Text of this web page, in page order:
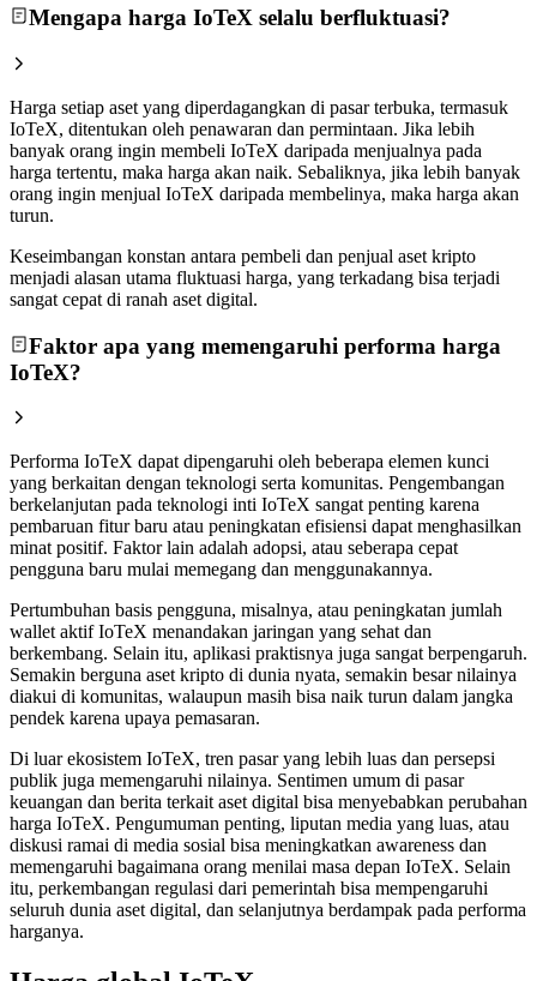
Mengapa harga IoTeX selalu berfluktuasi?
Harga setiap aset yang diperdagangkan di pasar terbuka, termasuk
IoTeX, ditentukan oleh penawaran dan permintaan. Jika lebih
banyak orang ingin membeli IoTeX daripada menjualnya pada
harga tertentu, maka harga akan naik. Sebaliknya, jika lebih banyak
orang ingin menjual IoTeX daripada membelinya, maka harga akan
turun.
Keseimbangan konstan antara pembeli dan penjual aset kripto
menjadi alasan utama fluktuasi harga, yang terkadang bisa terjadi
sangat cepat di ranah aset digital.
Faktor apa yang memengaruhi performa harga
IoTeX?
Performa IoTeX dapat dipengaruhi oleh beberapa elemen kunci
yang berkaitan dengan teknologi serta komunitas. Pengembangan
berkelanjutan pada teknologi inti IoTeX sangat penting karena
pembaruan fitur baru atau peningkatan efisiensi dapat menghasilkan
minat positif. Faktor lain adalah adopsi, atau seberapa cepat
pengguna baru mulai memegang dan menggunakannya.
Pertumbuhan basis pengguna, misalnya, atau peningkatan jumlah
wallet aktif IoTeX menandakan jaringan yang sehat dan
berkembang. Selain itu, aplikasi praktisnya juga sangat berpengaruh.
Semakin berguna aset kripto di dunia nyata, semakin besar nilainya
diakui di komunitas, walaupun masih bisa naik turun dalam jangka
pendek karena upaya pemasaran.
Di luar ekosistem IoTeX, tren pasar yang lebih luas dan persepsi
publik juga memengaruhi nilainya. Sentimen umum di pasar
keuangan dan berita terkait aset digital bisa menyebabkan perubahan
harga IoTeX. Pengumuman penting, liputan media yang luas, atau
diskusi ramai di media sosial bisa meningkatkan awareness dan
memengaruhi bagaimana orang menilai masa depan IoTeX. Selain
itu, perkembangan regulasi dari pemerintah bisa mempengaruhi
seluruh dunia aset digital, dan selanjutnya berdampak pada performa
harganya.